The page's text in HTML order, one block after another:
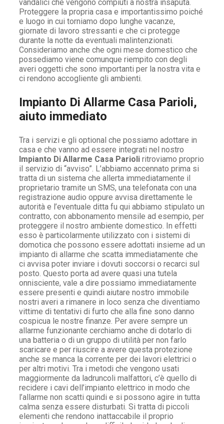
vandalici che vengono compiuti a nostra insaputa.
Proteggere la propria casa e importantissimo poiché
e luogo in cui torniamo dopo lunghe vacanze,
giornate di lavoro stressanti e che ci protegge
durante la notte da eventuali malintenzionati.
Consideriamo anche che ogni mese domestico che
possediamo viene comunque riempito con degli
averi oggetti che sono importanti per la nostra vita e
ci rendono accogliente gli ambienti.
Impianto Di Allarme Casa Parioli,
aiuto immediato
Tra i servizi e gli optional che possiamo adottare in
casa e che vanno ad essere integrati nel nostro
Impianto Di Allarme Casa Parioli ritroviamo proprio
il servizio di “avviso”. L’abbiamo accennato prima si
tratta di un sistema che allerta immediatamente il
proprietario tramite un SMS, una telefonata con una
registrazione audio oppure avvisa direttamente le
autorità e l’eventuale ditta fu qui abbiamo stipulato un
contratto, con abbonamento mensile ad esempio, per
proteggere il nostro ambiente domestico. In effetti
esso è particolarmente utilizzato con i sistemi di
domotica che possono essere adottati insieme ad un
impianto di allarme che scatta immediatamente che
ci avvisa poter inviare i dovuti soccorsi o recarci sul
posto. Questo porta ad avere quasi una tutela
onnisciente, vale a dire possiamo immediatamente
essere presenti e quindi aiutare nostro immobile
nostri averi a rimanere in loco senza che diventiamo
vittime di tentativi di furto che alla fine sono danno
cospicua le nostre finanze. Per avere sempre un
allarme funzionante cerchiamo anche di dotarlo di
una batteria o di un gruppo di utilità per non farlo
scaricare e per riuscire a avere questa protezione
anche se manca la corrente per dei lavori elettrici o
per altri motivi. Tra i metodi che vengono usati
maggiormente da ladruncoli malfattori, c’è quello di
recidere i cavi dell’impianto elettrico in modo che
l’allarme non scatti quindi e si possono agire in tutta
calma senza essere disturbati. Si tratta di piccoli
elementi che rendono inattaccabile il proprio